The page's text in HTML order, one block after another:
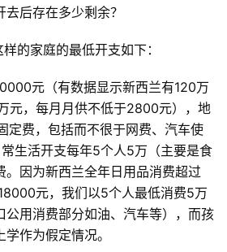
后存在多少剩余？
的家庭的最低开支如下：
元（有数据显示新西兰有120万
元，每月月供不低于2800元），地
定费，包括而不很于网费、汽车使
生活开支每年5个人5万（主要是食
。因为新西兰全年日用品消费超过
元，我们以5个人最低消费5万
公用消费部分如油、汽车等），而孩
作为假定情况。